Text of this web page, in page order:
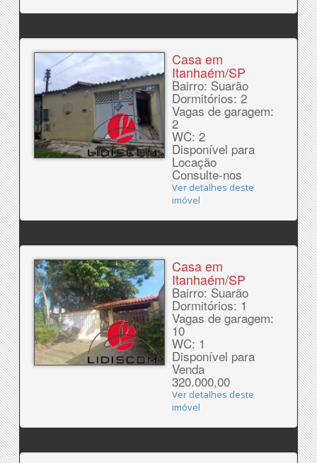
Casa em
Itanhaém/SP
Bairro: Suarão
Dormitórios: 2
Vagas de garagem:
2
WC: 2
Disponível para
Locação
Consulte-nos
Ver detalhes deste
imóvel
Casa em
Itanhaém/SP
Bairro: Suarão
Dormitórios: 1
Vagas de garagem:
10
WC: 1
Disponível para
Venda
320.000,00
Ver detalhes deste
imóvel